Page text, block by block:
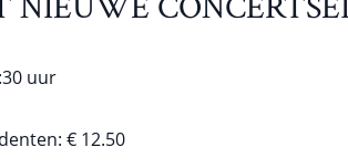
uur
€ 12.50